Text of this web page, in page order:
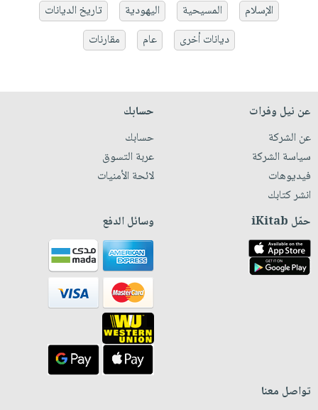
الإسلام المسيحية اليهودية
تاريخ الديانات
ديانات أخرى
عام مقارنات
عن نيل وفرات
عن الشركة
سياسة الشركة
فيديوهات
انشر كتابك
حسابك
حسابك
عربة التسوق
لائحة الأمنيات
حمّل iKitab وسائل الدفع
تواصل معنا